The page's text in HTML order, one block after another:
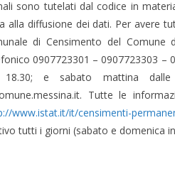
sono tutelati dal codice in
alla diffusione dei dati. Per avere
di Censimento del
0907723301 – 0907723303 –
e sabato mattina dalle
Tutte le
www.istat.it/it/censimenti-
tutti i giorni (sabato e domenica